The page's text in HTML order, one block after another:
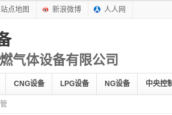
站点地图 新浪微博 人人网
气体设备有限公司
CNG设备 LPG设备 NG设备 中央控